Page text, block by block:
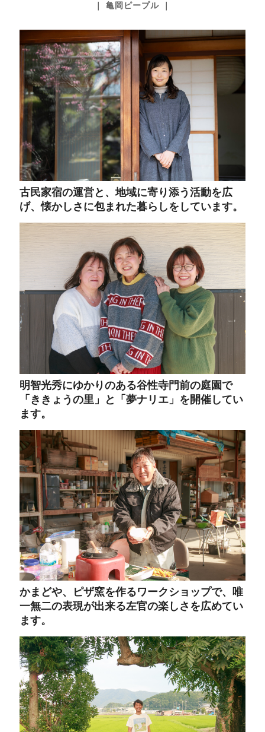
｜ 亀岡ピープル ｜
古民家宿の運営と、地域に寄り添う活動を広
げ、懐かしさに包まれた暮らしをしています。
明智光秀にゆかりのある谷性寺門前の庭園で
「ききょうの里」と「夢ナリエ」を開催してい
ます。
かまどや、ピザ窯を作るワークショップで、唯
一無二の表現が出来る左官の楽しさを広めてい
ます。